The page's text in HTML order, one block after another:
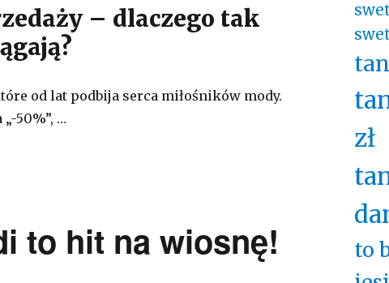
– dlaczego tak
od lat podbija serca miłośników mody.
50%”, …
to hit na wiosnę!
zł
to